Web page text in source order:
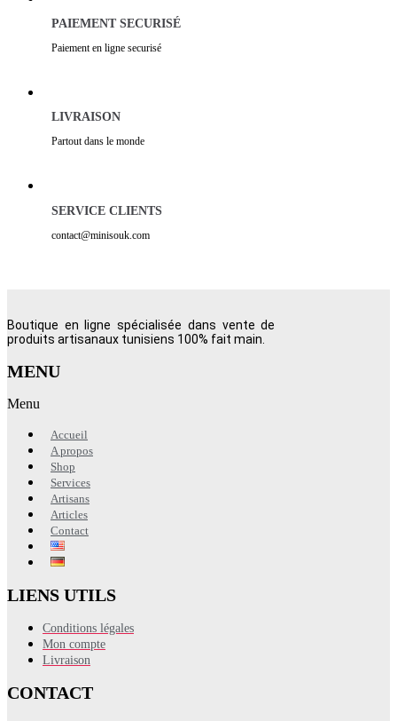
PAIEMENT SECURISÉ
Paiement en ligne securisé
LIVRAISON
Partout dans le monde
SERVICE CLIENTS
contact@minisouk.com
Boutique en ligne spécialisée dans vente de
produits artisanaux tunisiens 100% fait main.
MENU
Menu
Accueil
A propos
Shop
Services
Artisans
Articles
Contact
LIENS UTILS
Conditions légales
Mon compte
Livraison
CONTACT